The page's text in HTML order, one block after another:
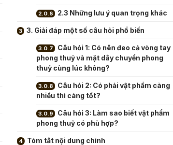
2.3 Những lưu ý quan trọng khác
3. Giải đáp một số câu hỏi phổ biến
Câu hỏi 1: Có nên đeo cả vòng tay
phong thuỷ và mặt dây chuyền phong
thuỷ cùng lúc không?
Câu hỏi 2: Có phải vật phẩm càng
nhiều thì càng tốt?
Câu hỏi 3: Làm sao biết vật phẩm
phong thuỷ có phù hợp?
Tóm tắt nội dung chính